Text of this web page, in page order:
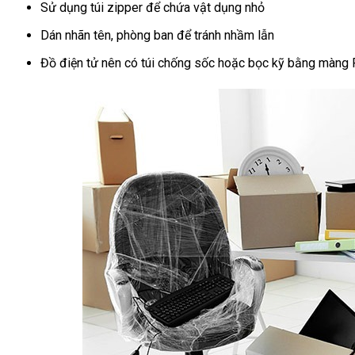
Sử dụng túi zipper để chứa vật dụng nhỏ
Dán nhãn tên, phòng ban để tránh nhầm lẫn
Đồ điện tử nên có túi chống sốc hoặc bọc kỹ bằng màng